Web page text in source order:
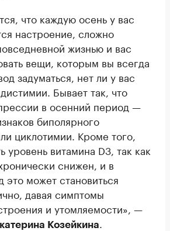
что каждую осень у вас
настроение, сложно
жизнью и вас
вещи, которым вы всегда
задуматься, нет ли у вас
Бывает так, что
в осенний период —
биполярного
циклотимии. Кроме того,
уровень витамина D3, так как
снижен, и в
может становиться
давая симптомы
и утомляемости», —
Козейкина